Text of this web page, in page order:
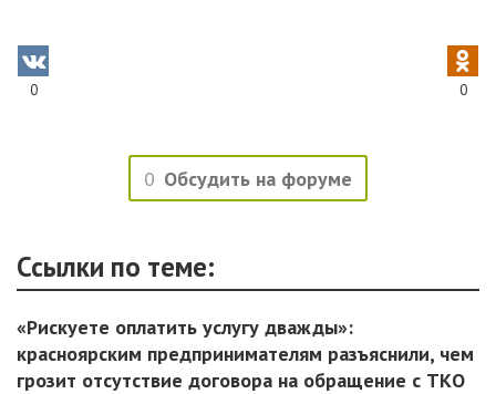
0 0
0 Обсудить на форуме
Ссылки по теме:
«Рискуете оплатить услугу дважды»:
красноярским предпринимателям разъяснили, чем
грозит отсутствие договора на обращение с ТКО